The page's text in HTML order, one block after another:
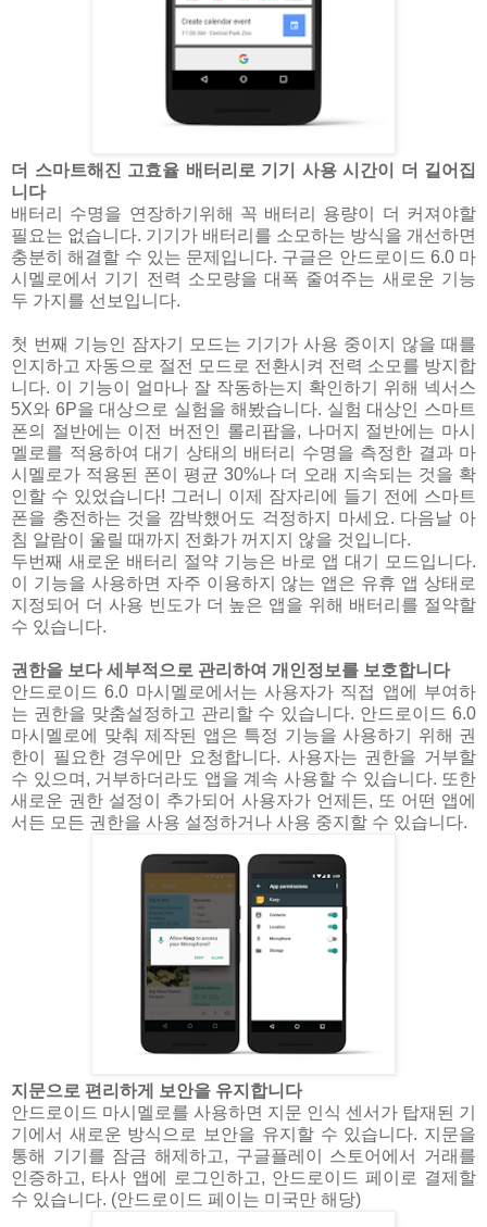
더 스마트해진 고효율 배터리로 기기 사용 시간이 더 길어집
니다
배터리 수명을 연장하기위해 꼭 배터리 용량이 더 커져야할
필요는 없습니다. 기기가 배터리를 소모하는 방식을 개선하면
충분히 해결할 수 있는 문제입니다. 구글은 안드로이드 6.0 마
시멜로에서 기기 전력 소모량을 대폭 줄여주는 새로운 기능
두 가지를 선보입니다.
첫 번째 기능인 잠자기 모드는 기기가 사용 중이지 않을 때를
인지하고 자동으로 절전 모드로 전환시켜 전력 소모를 방지합
니다. 이 기능이 얼마나 잘 작동하는지 확인하기 위해 넥서스
5X와 6P을 대상으로 실험을 해봤습니다. 실험 대상인 스마트
폰의 절반에는 이전 버전인 롤리팝을, 나머지 절반에는 마시
멜로를 적용하여 대기 상태의 배터리 수명을 측정한 결과 마
시멜로가 적용된 폰이 평균 30%나 더 오래 지속되는 것을 확
인할 수 있었습니다! 그러니 이제 잠자리에 들기 전에 스마트
폰을 충전하는 것을 깜박했어도 걱정하지 마세요. 다음날 아
침 알람이 울릴 때까지 전화가 꺼지지 않을 것입니다.
두번째 새로운 배터리 절약 기능은 바로 앱 대기 모드입니다.
이 기능을 사용하면 자주 이용하지 않는 앱은 유휴 앱 상태로
지정되어 더 사용 빈도가 더 높은 앱을 위해 배터리를 절약할
수 있습니다.
권한을 보다 세부적으로 관리하여 개인정보를 보호합니다
안드로이드 6.0 마시멜로에서는 사용자가 직접 앱에 부여하
는 권한을 맞춤설정하고 관리할 수 있습니다. 안드로이드 6.0
마시멜로에 맞춰 제작된 앱은 특정 기능을 사용하기 위해 권
한이 필요한 경우에만 요청합니다. 사용자는 권한을 거부할
수 있으며, 거부하더라도 앱을 계속 사용할 수 있습니다. 또한
새로운 권한 설정이 추가되어 사용자가 언제든, 또 어떤 앱에
서든 모든 권한을 사용 설정하거나 사용 중지할 수 있습니다.
지문으로 편리하게 보안을 유지합니다
안드로이드 마시멜로를 사용하면 지문 인식 센서가 탑재된 기
기에서 새로운 방식으로 보안을 유지할 수 있습니다. 지문을
통해 기기를 잠금 해제하고, 구글플레이 스토어에서 거래를
인증하고, 타사 앱에 로그인하고, 안드로이드 페이로 결제할
수 있습니다. (안드로이드 페이는 미국만 해당)